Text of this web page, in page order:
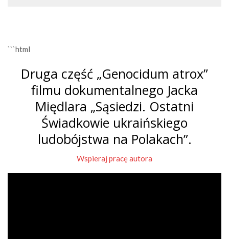
```html
Druga część „Genocidum atrox”
filmu dokumentalnego Jacka
Międlara „Sąsiedzi. Ostatni
Świadkowie ukraińskiego
ludobójstwa na Polakach”.
Wspieraj pracę autora